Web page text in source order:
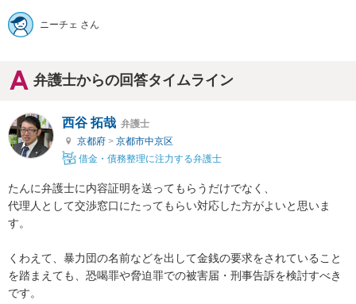
ニーチェ さん
弁護士からの回答タイムライン
西谷 拓哉 弁護士
京都府 > 京都市中京区
借金・債務整理に注力する弁護士
たんに弁護士に内容証明を送ってもらうだけでなく、
代理人として交渉窓口にたってもらい対応した方がよいと思いま
す。
くわえて、暴力団の名前などを出して金銭の要求をされていること
を踏まえても、恐喝罪や脅迫罪での被害届・刑事告訴を検討すべき
です。